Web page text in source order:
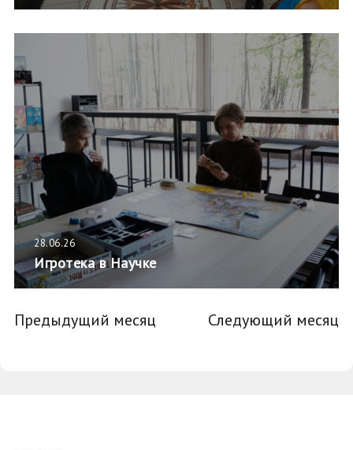
28.06.26
Игротека в Научке
Предыдущий месяц Следующий месяц